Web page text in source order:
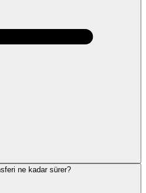
ne kadar sürer?